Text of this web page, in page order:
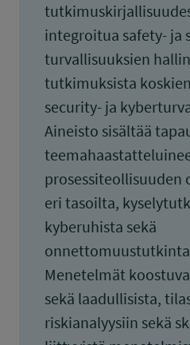
integroitua safety- ja
turvallisuuksien
tutkimuksista
security- ja
Aineisto sisältää
prosessiteollisuuden
eri tasoilta,
kyberuhista sekä
Menetelmät
sekä laadullisista,
riskianalyysiin sekä